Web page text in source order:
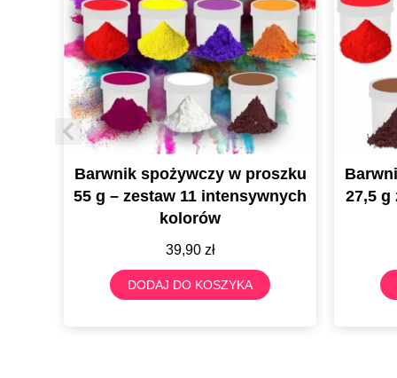
w proszku
11 intensywnych
Barwnik spożywczy w
27,5 g zestaw 11 kolorów
DODAJ DO KOSZYKA